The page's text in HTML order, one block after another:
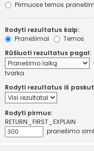
Pirmuose temos
Rodyti rezultatus kaip:
Pranešimai
Temos
Rūšiuoti rezultatus pagal:
tvarka
Rodyti rezultatus iš
Rodyti pirmus:
RETURN_FIRST_EXPLAIN
pranešimo